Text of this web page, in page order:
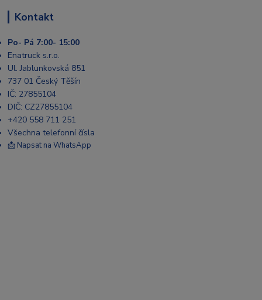
Kontakt
Po- Pá 7:00- 15:00
Enatruck s.r.o.
Ul. Jablunkovská 851
737 01 Český Těšín
IČ: 27855104
DIČ: CZ27855104
+420 558 711 251
Všechna telefonní čísla
📩 Napsat na WhatsApp